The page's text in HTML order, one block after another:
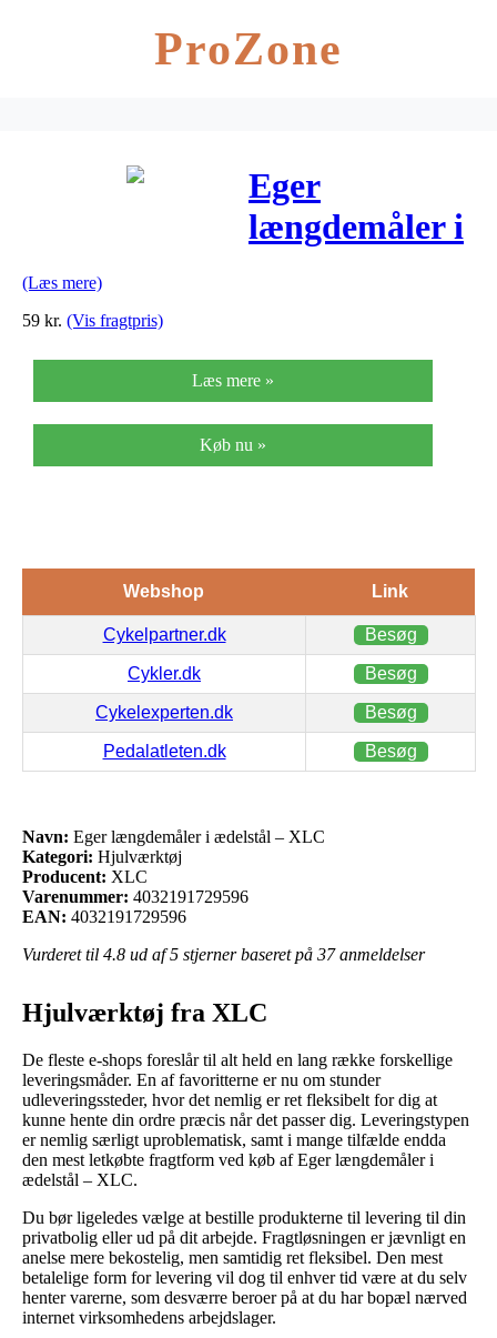
ProZone
Eger
længdemåler i
(Læs mere)
59 kr. (Vis fragtpris)
Læs mere »
Køb nu »
Webshop Link
Cykelpartner.dk Besøg
Cykler.dk Besøg
Cykelexperten.dk Besøg
Pedalatleten.dk Besøg
Navn: Eger længdemåler i ædelstål – XLC
Kategori: Hjulværktøj
Producent: XLC
Varenummer: 4032191729596
EAN: 4032191729596
Vurderet til 4.8 ud af 5 stjerner baseret på 37anmeldelser
Hjulværktøj fra XLC
De fleste e-shops foreslår til alt held en lang række forskellige
leveringsmåder. En af favoritterne er nu om stunder
udleveringssteder, hvor det nemlig er ret fleksibelt for dig at
kunne hente din ordre præcis når det passer dig. Leveringstypen
er nemlig særligt uproblematisk, samt i mange tilfælde endda
den mest letkøbte fragtform ved køb af Eger længdemåler i
ædelstål – XLC.
Du bør ligeledes vælge at bestille produkterne til levering til din
privatbolig eller ud på dit arbejde. Fragtløsningen er jævnligt en
anelse mere bekostelig, men samtidig ret fleksibel. Den mest
betalelige form for levering vil dog til enhver tid være at du selv
henter varerne, som desværre beroer på at du har bopæl nærved
internet virksomhedens arbejdslager.